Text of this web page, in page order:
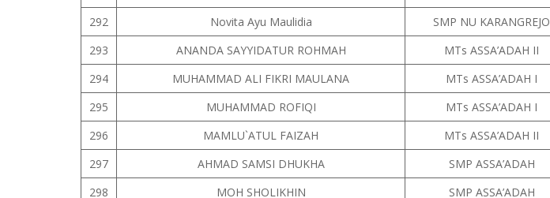
292
Novita Ayu Maulidia SMP NU KARANGREJO
293
ANANDA SAYYIDATUR ROHMAH MTs ASSA’ADAH II
294
MUHAMMAD ALI FIKRI MAULANA MTs ASSA’ADAH I
295
MUHAMMAD ROFIQI MTs ASSA’ADAH I
296
MAMLU`ATUL FAIZAH MTs ASSA’ADAH II
297
AHMAD SAMSI DHUKHA SMP ASSA’ADAH
298
MOH SHOLIKHIN SMP ASSA’ADAH